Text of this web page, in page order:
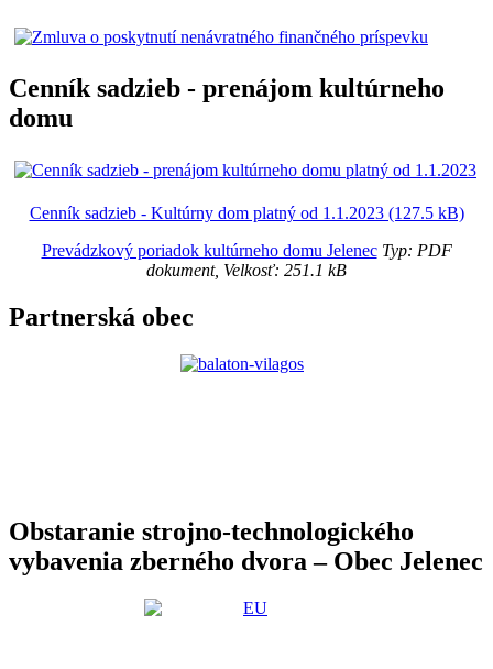
Cenník sadzieb - prenájom kultúrneho
domu
Cenník sadzieb - Kultúrny dom platný od 1.1.2023 (127.5 kB)
Prevádzkový poriadok kultúrneho domu JelenecTyp: PDF
dokument, Velkosť: 251.1 kB
Partnerská obec
Obstaranie strojno-technologického
vybavenia zberného dvora – Obec Jelenec